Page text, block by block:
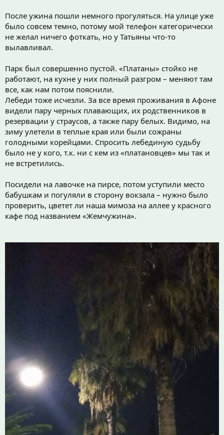
После ужина пошли немного прогуляться. На улице уже
было совсем темно, потому мой телефон категорически
не желал ничего фоткать, но у Татьяны что-то
вылавливал.
Парк был совершенно пустой. «Платаны» стойко не
работают, на кухне у них полный разгром – меняют там
все, как нам потом пояснили.
Лебеди тоже исчезли. За все время проживания в Афоне
видели пару черных плавающих, их родственников в
резервации у страусов, а также пару белых. Видимо, на
зиму улетели в теплые края или были сожраны
голодными корейцами. Спросить лебединую судьбу
было не у кого, т.к. ни с кем из «платановцев» мы так и
не встретились.
Посидели на лавочке на пирсе, потом уступили место
бабушкам и погуляли в сторону вокзала – нужно было
проверить, цветет ли наша мимоза на аллее у красного
кафе под названием «Жемчужина».